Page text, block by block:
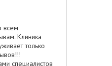
всем
Клиника
только
специалистов